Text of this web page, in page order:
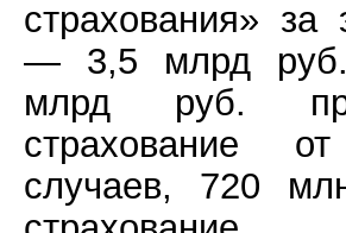
страхования»
— 3,5 млрд
млрд руб.
страхование
случаев, 720